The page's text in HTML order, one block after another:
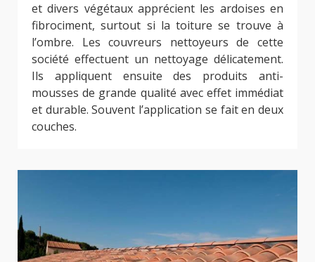
et divers végétaux apprécient les ardoises en
fibrociment, surtout si la toiture se trouve à
l’ombre. Les couvreurs nettoyeurs de cette
société effectuent un nettoyage délicatement.
Ils appliquent ensuite des produits anti-
mousses de grande qualité avec effet immédiat
et durable. Souvent l’application se fait en deux
couches.